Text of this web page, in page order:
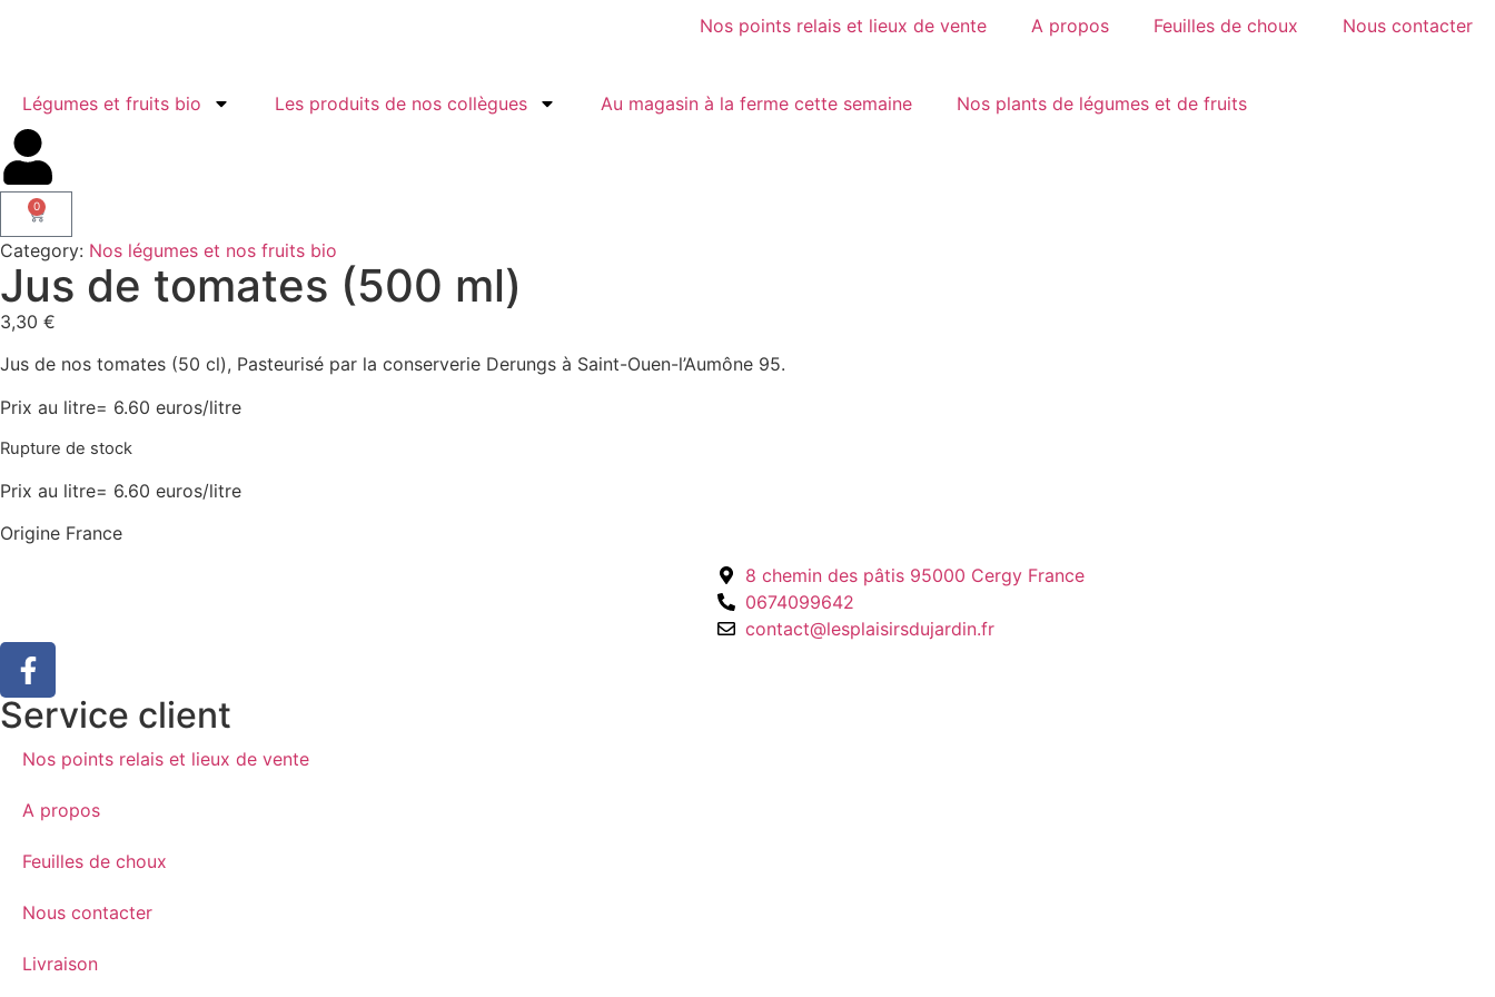
Nos points relais et lieux de vente A propos Feuilles de choux Nous contacter
Légumes et fruits bio Les produits de nos collègues Au magasin à la ferme cette semaine Nos plants de légumes et de fruits
0
Category: Nos légumes et nos fruits bio
Jus de tomates (500 ml)
3,30 €
Jus de nos tomates (50 cl), Pasteurisé par la conserverie Derungs à Saint-Ouen-l’Aumône 95.
Prix au litre= 6.60 euros/litre
Rupture de stock
Prix au litre= 6.60 euros/litre
Origine France
8 chemin des pâtis 95000 Cergy France
0674099642
contact@lesplaisirsdujardin.fr
Service client
Nos points relais et lieux de vente
A propos
Feuilles de choux
Nous contacter
Livraison